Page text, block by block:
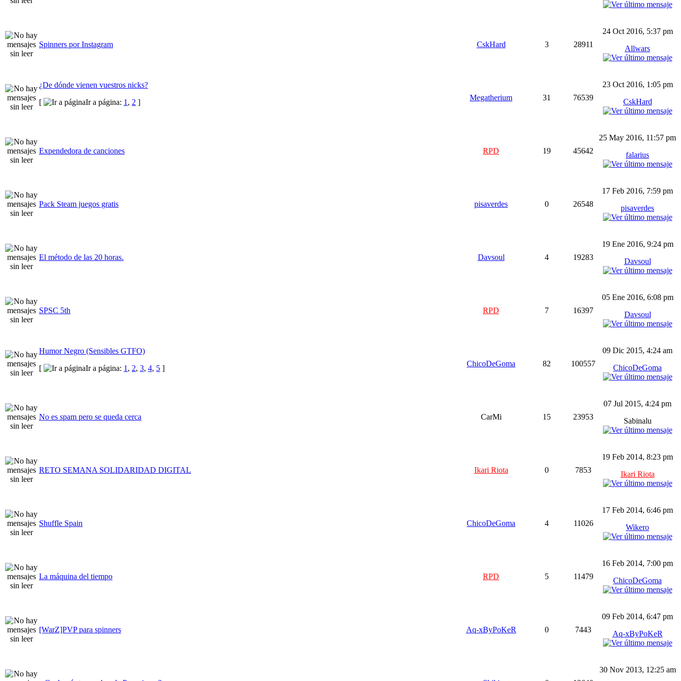
Spinners por Instagram CskHard 3 28911
24 Oct 2016, 5:37 pm
Allwars
¿De dónde vienen vuestros nicks?
[
Ir a página: 1 , 2 ]
Megatherium 31 76539
23 Oct 2016, 1:05 pm
CskHard
Expendedora de canciones RPD 19 45642
25 May 2016, 11:57 pm
falarius
Pack Steam juegos gratis pisaverdes 0 26548
17 Feb 2016, 7:59 pm
pisaverdes
El método de las 20 horas. Davsoul 4 19283
19 Ene 2016, 9:24 pm
Davsoul
SPSC 5th RPD 7 16397
05 Ene 2016, 6:08 pm
Davsoul
Humor Negro (Sensibles GTFO)
[
Ir a página: 1 , 2, 3, 4, 5 ]
ChicoDeGoma 82 100557
09 Dic 2015, 4:24 am
ChicoDeGoma
No es spam pero se queda cerca CarMi 15 23953
07 Jul 2015, 4:24 pm
Sabinalu
RETO SEMANA SOLIDARIDAD DIGITAL Ikari Riota 0 7853
19 Feb 2014, 8:23 pm
Ikari Riota
Shuffle Spain ChicoDeGoma 4 11026
17 Feb 2014, 6:46 pm
Wikero
La máquina del tiempo RPD 5 11479
16 Feb 2014, 7:00 pm
ChicoDeGoma
[WarZ]PVP para spinners Aq-xByPoKeR 0 7443
09 Feb 2014, 6:47 pm
Aq-xByPoKeR
30 Nov 2013, 12:25 am